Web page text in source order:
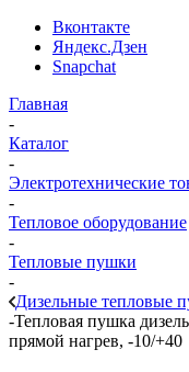
Вконтакте
Яндекс.Дзен
Snapchat
Главная
-
Каталог
-
Электротехнические
-
Тепловое оборудование
-
Тепловые пушки
-
Дизельные тепловые
-Тепловая пушка
прямой нагрев, -10/+40